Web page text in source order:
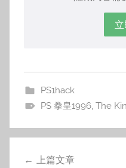
PS1hack
PS 拳皇1996, The
上篇文章